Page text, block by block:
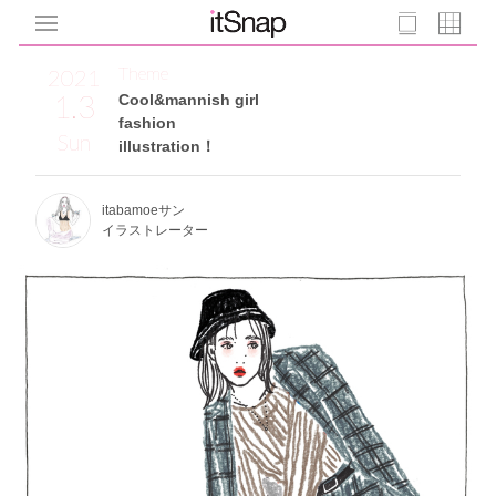
1.3
Sun
Cool&mannish girl
fashion
illustration！
Theme
itabamoeサン
イラストレーター